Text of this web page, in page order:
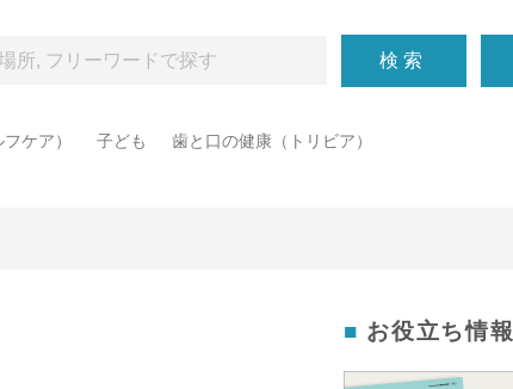
検索
ケア） 子ども 歯と口の健康（トリビア）
お役立ち情報